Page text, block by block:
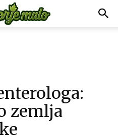
zemlja